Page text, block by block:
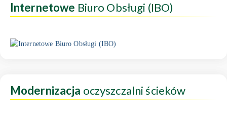
Internetowe Biuro Obsługi (IBO)
Modernizacja oczyszczalni ścieków